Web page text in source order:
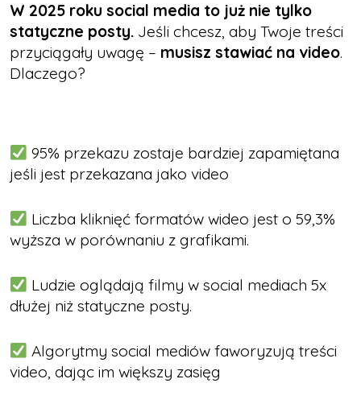
W 2025 roku social media to już nie tylko
statyczne posty. Jeśli chcesz, aby Twoje treści
przyciągały uwagę – musisz stawiać na video.
Dlaczego?
95% przekazu zostaje bardziej zapamiętana
jeśli jest przekazana jako video
Liczba kliknięć formatów wideo jest o 59,3%
wyższa w porównaniu z grafikami.
Ludzie oglądają filmy w social mediach 5x
dłużej niż statyczne posty.
Algorytmy social mediów faworyzują treści
video, dając im większy zasięg